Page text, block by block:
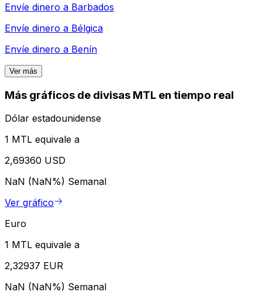
Envíe dinero a Barbados
Envíe dinero a Bélgica
Envíe dinero a Benín
Ver más
Más gráficos de divisas MTL en tiempo real
Dólar estadounidense
1 MTL equivale a
2,69360 USD
NaN (NaN%) Semanal
Ver gráfico
Euro
1 MTL equivale a
2,32937 EUR
NaN (NaN%) Semanal